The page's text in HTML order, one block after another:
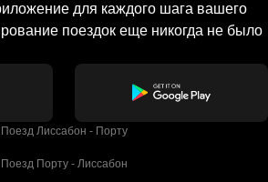
для каждого шага вашего
поездок еще никогда не было
Поезд Лиссабон - Порту
Поезд Порту - Лиссабон